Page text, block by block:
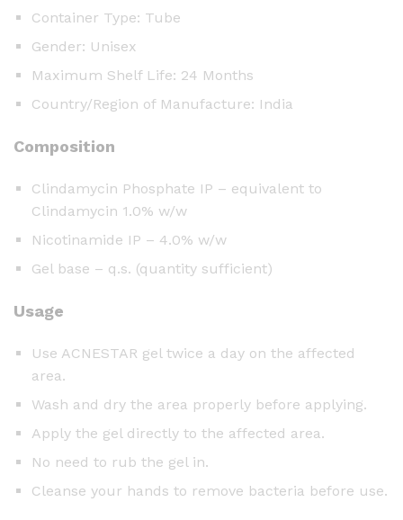
Container Type: Tube
Gender: Unisex
Maximum Shelf Life: 24 Months
Country/Region of Manufacture: India
Composition
Clindamycin Phosphate IP – equivalent to
Clindamycin 1.0% w/w
Nicotinamide IP – 4.0% w/w
Gel base – q.s. (quantity sufficient)
Usage
Use ACNESTAR gel twice a day on the affected
area.
Wash and dry the area properly before applying.
Apply the gel directly to the affected area.
No need to rub the gel in.
Cleanse your hands to remove bacteria before use.